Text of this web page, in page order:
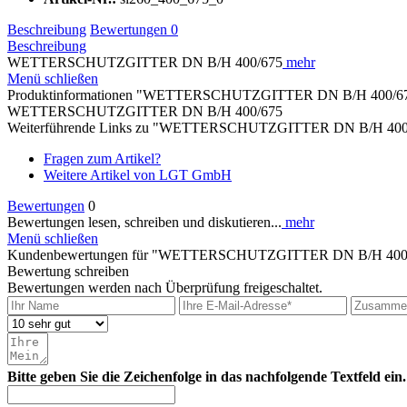
Beschreibung Bewertungen 0
Beschreibung
WETTERSCHUTZGITTER DN B/H 400/675 mehr
Menü schließen
Produktinformationen "WETTERSCHUTZGITTER DN B/H 400/
WETTERSCHUTZGITTER DN B/H 400/675
Weiterführende Links zu "WETTERSCHUTZGITTER DN B/H
Fragen zum Artikel?
Weitere Artikel von LGT GmbH
Bewertungen 0
Bewertungen lesen, schreiben und diskutieren... mehr
Menü schließen
Kundenbewertungen für "WETTERSCHUTZGITTER DN B/H
Bewertung schreiben
Bewertungen werden nach Überprüfung freigeschaltet.
Bitte geben Sie die Zeichenfolge in das nachfolgende Textfeld ein.